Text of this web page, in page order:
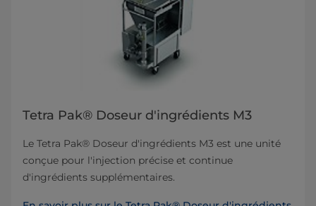
Tetra Pak® Doseur d'ingrédients M3
Le Tetra Pak® Doseur d'ingrédients M3 est une unité
conçue pour l'injection précise et continue
d'ingrédients supplémentaires.